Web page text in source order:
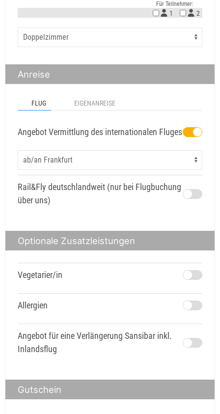
Für Teilnehmer:
1 2
Anreise
FLUG EIGENANREISE
Angebot Vermittlung des internationalen Fluges
Rail&Fly deutschlandweit (nur bei Flugbuchung
über uns)
Optionale Zusatzleistungen
Vegetarier/in
Allergien
Angebot für eine Verlängerung Sansibar inkl.
Inlandsflug
Gutschein